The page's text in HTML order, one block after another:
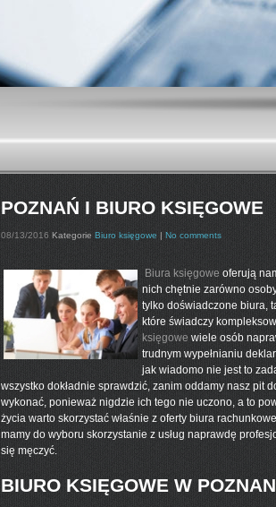
POZNAŃ I BIURO KSIĘGOWE
08/13/2016 Kategorie Biuro księgowe | No comments
Biura księgowe oferują
nich chętnie zarówno
tylko doświadczone biura,
które świadczy
księgowe wiele osób
trudnym wypełnianiu
jak wiadomo nie jest to
wszystko dokładnie sprawdzić, zanim oddamy nasz pit
wykonać, ponieważ nigdzie ich tego nie uczono, a to
życia warto skorzystać właśnie z oferty biura
mamy do wyboru skorzystanie z usług naprawdę
się męczyć.
BIURO KSIĘGOWE W